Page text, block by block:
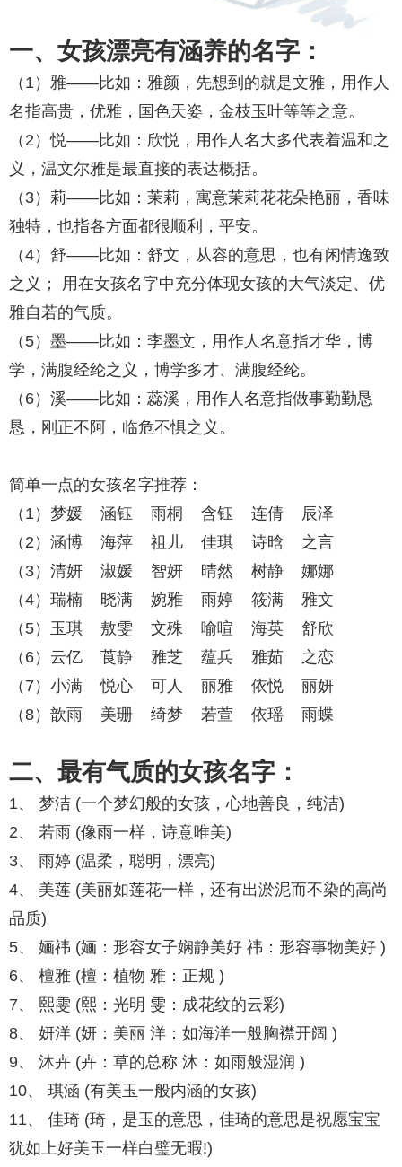
一、女孩漂亮有涵养的名字：
（1）雅——比如：雅颜，先想到的就是文雅，用作人
名指高贵，优雅，国色天姿，金枝玉叶等等之意。
（2）悦——比如：欣悦，用作人名大多代表着温和之
义，温文尔雅是最直接的表达概括。
（3）莉——比如：茉莉，寓意茉莉花花朵艳丽，香味
独特，也指各方面都很顺利，平安。
（4）舒——比如：舒文，从容的意思，也有闲情逸致
之义； 用在女孩名字中充分体现女孩的大气淡定、优
雅自若的气质。
（5）墨——比如：李墨文，用作人名意指才华，博
学，满腹经纶之义，博学多才、满腹经纶。
（6）溪——比如：蕊溪，用作人名意指做事勤勤恳
恳，刚正不阿，临危不惧之义。
简单一点的女孩名字推荐：
（1）梦媛 涵钰 雨桐 含钰 连倩 辰泽
（2）涵博 海萍 祖儿 佳琪 诗晗 之言
（3）清妍 淑媛 智妍 晴然 树静 娜娜
（4）瑞楠 晓满 婉雅 雨婷 筱满 雅文
（5）玉琪 敖雯 文殊 喻喧 海英 舒欣
（6）云亿 莨静 雅芝 蕴兵 雅茹 之恋
（7）小满 悦心 可人 丽雅 依悦 丽妍
（8）歆雨 美珊 绮梦 若萱 依瑶 雨蝶
二、最有气质的女孩名字：
1、 梦洁 (一个梦幻般的女孩，心地善良，纯洁)
2、 若雨 (像雨一样，诗意唯美)
3、 雨婷 (温柔，聪明，漂亮)
4、 美莲 (美丽如莲花一样，还有出淤泥而不染的高尚
品质)
5、 婳祎 (婳：形容女子娴静美好 祎：形容事物美好 )
6、 檀雅 (檀：植物 雅：正规 )
7、 熙雯 (熙：光明 雯：成花纹的云彩)
8、 妍洋 (妍：美丽 洋：如海洋一般胸襟开阔 )
9、 沐卉 (卉：草的总称 沐：如雨般湿润 )
10、 琪涵 (有美玉一般内涵的女孩)
11、 佳琦 (琦，是玉的意思，佳琦的意思是祝愿宝宝
犹如上好美玉一样白璧无暇!)